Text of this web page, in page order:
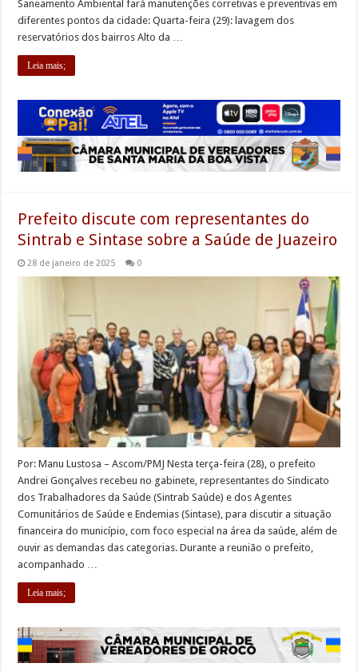
Saneamento Ambiental fará manutenções corretivas e preventivas em
diferentes pontos da cidade: Quarta-feira (29): lavagem dos
reservatórios dos bairros Alto da …
Leia mais;
Prefeito discute com representantes do
Sintrab e Sintase sobre a Saúde de Juazeiro
28 de janeiro de 2025 0
Por: Manu Lustosa – Ascom/PMJ Nesta terça-feira (28), o prefeito
Andrei Gonçalves recebeu no gabinete, representantes do Sindicato
dos Trabalhadores da Saúde (Sintrab Saúde) e dos Agentes
Comunitários de Saúde e Endemias (Sintase), para discutir a situação
financeira do município, com foco especial na área da saúde, além de
ouvir as demandas das categorias. Durante a reunião o prefeito,
acompanhado …
Leia mais;